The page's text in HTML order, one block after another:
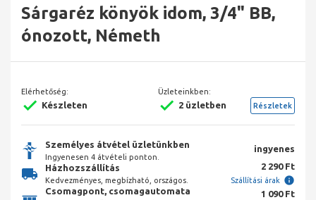
Sárgaréz könyök idom, 3/4" BB,
ónozott, Németh
Elérhetőség:
Készleten
Üzleteinkben:
2 üzletben Részletek
Személyes átvétel üzletünkben
Ingyenesen 4 átvételi ponton.
ingyenes
Házhozszállítás
Kedvezményes, megbízható, országos.
2 290 Ft
Szállítási árak
Csomagpont, csomagautomata 1 090 Ft